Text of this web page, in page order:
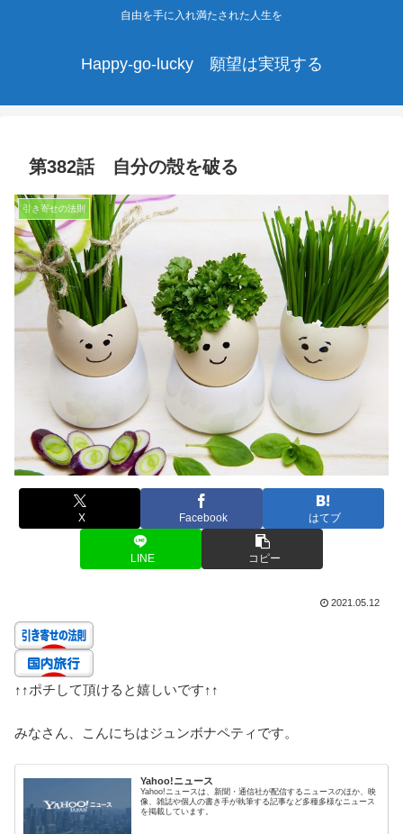
自由を手に入れ満たされた人生を
Happy-go-lucky 願望は実現する
第382話 自分の殻を破る
引き寄せの法則
X Facebook はてブ
LINE コピー
2021.05.12
↑↑ポチして頂けると嬉しいです↑↑
みなさん、こんにちはジュンボナペティです。
Yahoo!ニュース
Yahoo!ニュースは、新聞・通信社が配信するニュースのほか、映
像、雑誌や個人の書き手が執筆する記事など多種多様なニュース
を掲載しています。